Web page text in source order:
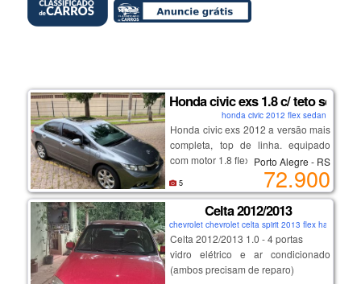
Honda civic exs 1.8 c/ teto solar
honda civic 2012 flex sedan
Honda civic exs 2012 a versão mais
completa, top de linha. equipado
com motor 1.8 flex (140 cv) e câmbio
automático de 5 marchas, teto solar,
controle de estabilidade, bancos em
couro e paddle shifts (cambio
borboleta).
Porto Alegre - RS
72.900
5
Celta 2012/2013
chevrolet chevrolet celta spirit 2013 flex hatch
Celta 2012/2013 1.0 - 4 portas
vidro elétrico e ar condicionado
(ambos precisam de reparo)